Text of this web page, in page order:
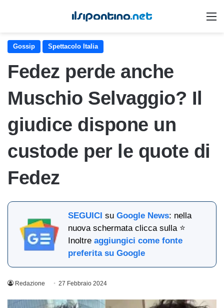
Gossip Spettacolo Italia
Fedez perde anche
Muschio Selvaggio? Il
giudice dispone un
custode per le quote di
Fedez
SEGUICI suGoogle News: nella
nuova schermata clicca sulla ⭐
Inoltreaggiungici come fonte
preferita su Google
Redazione 27 Febbraio 2024